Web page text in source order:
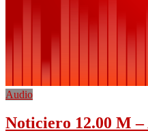
Audio
Noticiero 12.00 M –